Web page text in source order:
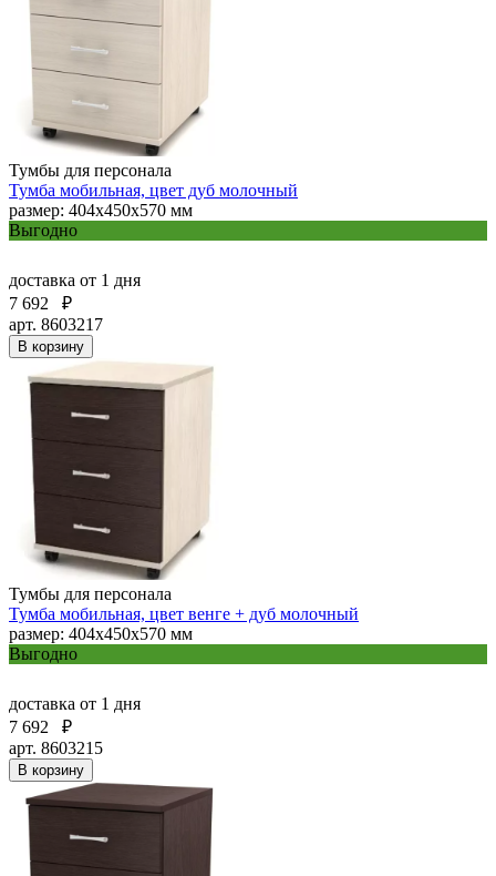
Тумбы для персонала
Тумба мобильная, цвет дуб молочный
размер: 404х450х570 мм
Выгодно
доставка от 1 дня
7 692
₽
арт. 8603217
В корзину
Тумбы для персонала
Тумба мобильная, цвет венге + дуб молочный
размер: 404х450х570 мм
Выгодно
доставка от 1 дня
7 692
₽
арт. 8603215
В корзину